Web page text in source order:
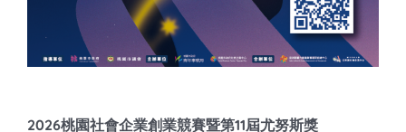
2026桃園社會企業創業競賽暨第11屆尤努斯獎